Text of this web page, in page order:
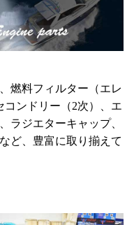
燃料フィルター（エレ
コンドリー（2次）、エ
ラジエターキャップ、
ど、豊富に取り揃えて